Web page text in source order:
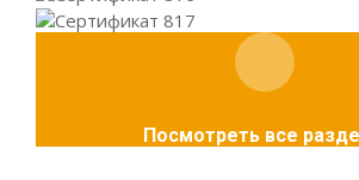
Посмотреть все